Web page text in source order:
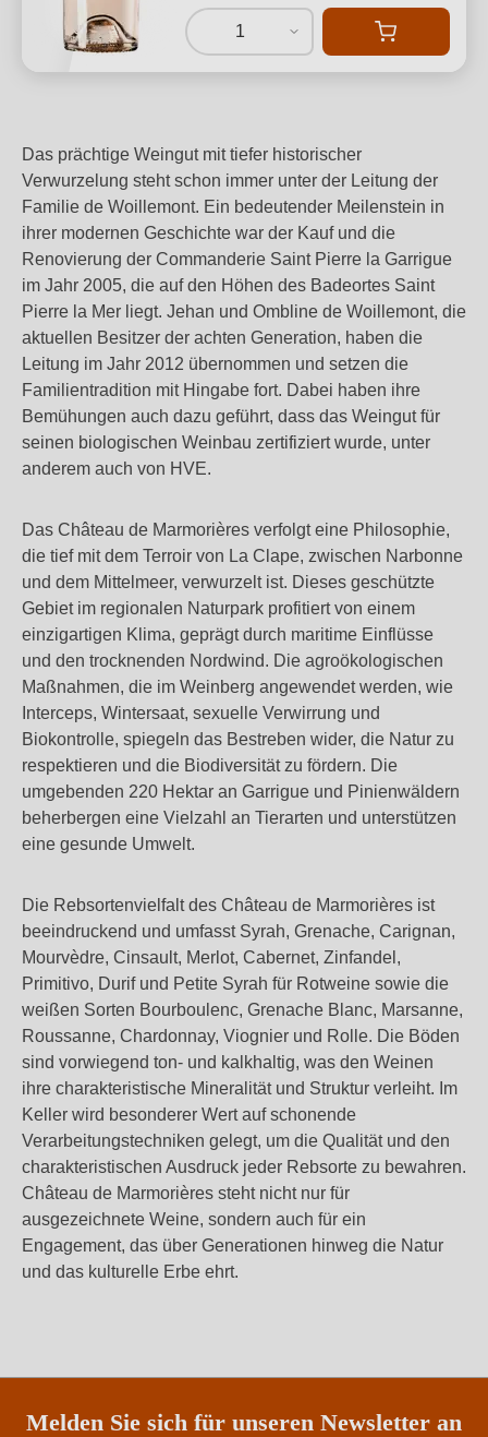
1
Das prächtige Weingut mit tiefer historischer
Verwurzelung steht schon immer unter der Leitung der
Familie de Woillemont. Ein bedeutender Meilenstein in
ihrer modernen Geschichte war der Kauf und die
Renovierung der Commanderie Saint Pierre la Garrigue
im Jahr 2005, die auf den Höhen des Badeortes Saint
Pierre la Mer liegt. Jehan und Ombline de Woillemont, die
aktuellen Besitzer der achten Generation, haben die
Leitung im Jahr 2012 übernommen und setzen die
Familientradition mit Hingabe fort. Dabei haben ihre
Bemühungen auch dazu geführt, dass das Weingut für
seinen biologischen Weinbau zertifiziert wurde, unter
anderem auch von HVE.
Das Château de Marmorières verfolgt eine Philosophie,
die tief mit dem Terroir von La Clape, zwischen Narbonne
und dem Mittelmeer, verwurzelt ist. Dieses geschützte
Gebiet im regionalen Naturpark profitiert von einem
einzigartigen Klima, geprägt durch maritime Einflüsse
und den trocknenden Nordwind. Die agroökologischen
Maßnahmen, die im Weinberg angewendet werden, wie
Interceps, Wintersaat, sexuelle Verwirrung und
Biokontrolle, spiegeln das Bestreben wider, die Natur zu
respektieren und die Biodiversität zu fördern. Die
umgebenden 220 Hektar an Garrigue und Pinienwäldern
beherbergen eine Vielzahl an Tierarten und unterstützen
eine gesunde Umwelt.
Die Rebsortenvielfalt des Château de Marmorières ist
beeindruckend und umfasst Syrah, Grenache, Carignan,
Mourvèdre, Cinsault, Merlot, Cabernet, Zinfandel,
Primitivo, Durif und Petite Syrah für Rotweine sowie die
weißen Sorten Bourboulenc, Grenache Blanc, Marsanne,
Roussanne, Chardonnay, Viognier und Rolle. Die Böden
sind vorwiegend ton- und kalkhaltig, was den Weinen
ihre charakteristische Mineralität und Struktur verleiht. Im
Keller wird besonderer Wert auf schonende
Verarbeitungstechniken gelegt, um die Qualität und den
charakteristischen Ausdruck jeder Rebsorte zu bewahren.
Château de Marmorières steht nicht nur für
ausgezeichnete Weine, sondern auch für ein
Engagement, das über Generationen hinweg die Natur
und das kulturelle Erbe ehrt.
Melden Sie sich für unseren Newsletter an